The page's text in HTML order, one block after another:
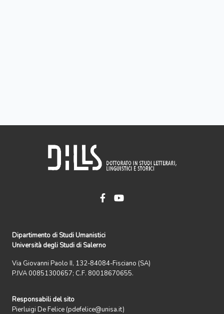
Dipartimento di Studi Umanistici
Università degli Studi di Salerno
Via Giovanni Paolo II, 132-84084-Fisciano (SA)
P.IVA 00851300657; C.F. 80018670655.
Responsabili del sito
Pierluigi De Felice (pdefelice@unisa.it)